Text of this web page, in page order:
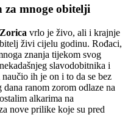
za mnoge obitelji
vrlo je živo, ali i krajnje
živi cijelu godinu. Rođaci,
znanja tijekom svog
slavodobitnika i
ih je on i to da se bez
ranom zorom odlaze na
alkarima na
nove prilike koje su pred